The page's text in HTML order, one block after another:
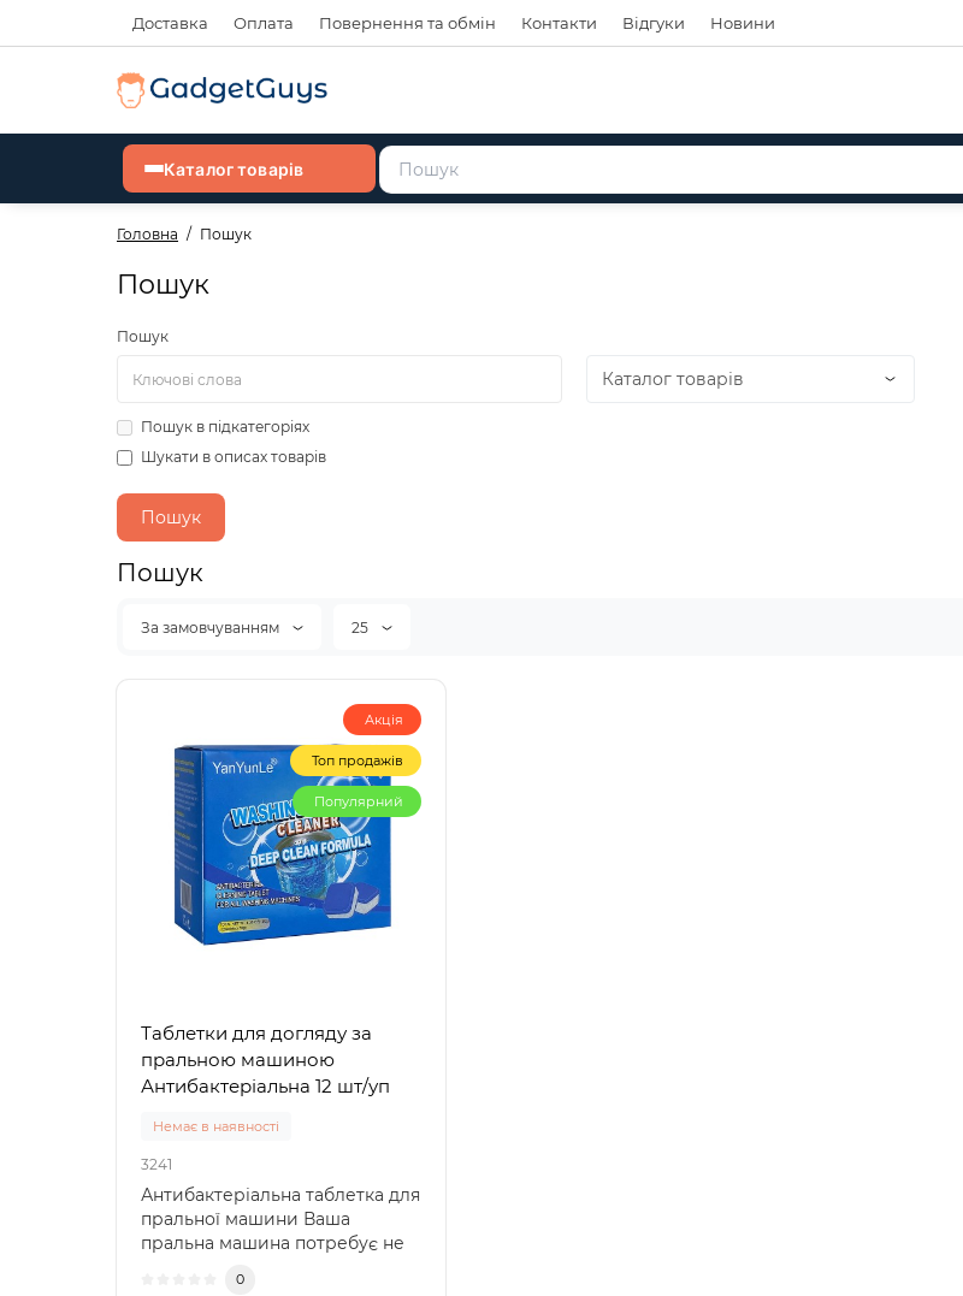
Доставка Оплата Повернення та обмін Контакти Відгуки Новини
Каталог товарів
Головна Пошук
Пошук
Пошук
Пошук в підкатегоріях
Шукати в описах товарів
Пошук
За замовчуванням 25
Акція
Топ продажів
Популярний
Таблетки для догляду за
пральною машиною
Антибактеріальна 12 шт/уп
Немає в наявності
3241
Антибактеріальна таблетка для
пральної машини Ваша
пральна машина потребує не
0